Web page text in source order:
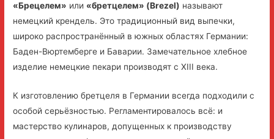
«Брецелем» или «бретцелем» (Brezel) называют
немецкий крендель. Это традиционный вид выпечки,
широко распространённый в южных областях Германии:
Баден-Вюртемберге и Баварии. Замечательное хлебное
изделие немецкие пекари производят с XIII века.
К изготовлению бретцеля в Германии всегда подходили с
особой серьёзностью. Регламентировалось всё: и
мастерство кулинаров, допущенных к производству